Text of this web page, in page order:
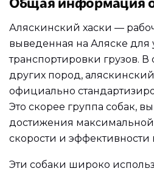
Аляскинский хаски —
выведенная на Аляске для
транспортировки грузов. В
других пород,
официально
Это скорее группа собак,
достижения
скорости и эффективности
Эти собаки широко